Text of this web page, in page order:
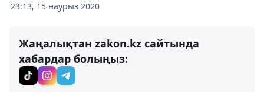
23:13, 15 наурыз 2020
Жаңалықтан zakon.kz сайтында
хабардар болыңыз: